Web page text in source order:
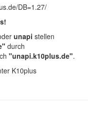
DB=1.27/
unapi stellen
durch
"unapi.k10plus.de".
K10plus